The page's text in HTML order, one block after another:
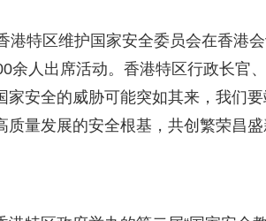
港特区维护国家安全委员会在香港
余人出席活动。香港特区行政长官
家安全的威胁可能突如其来，我们
质量发展的安全根基，共创繁荣昌